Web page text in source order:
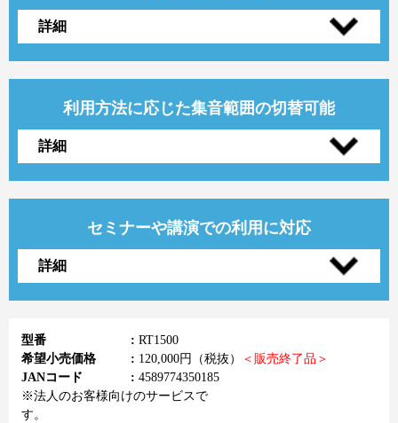
詳細
利用方法に応じた集音範囲の切替可能
詳細
セミナーや講演での利用に対応
詳細
型番
RT1500
希望小売価格
120,000円（税抜）
＜販売終了品＞
JANコード
4589774350185
※法人のお客様向けのサービスで
す。